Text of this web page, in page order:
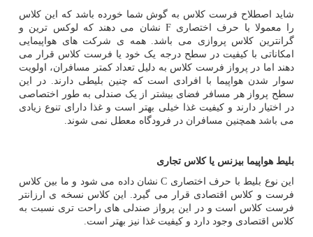
شاید اصطلاح فرست کلاس به گوش شما خورده باشد که این کلاس
را معمولا با حرف اختصاریF نشان می دهند که لوکس ترین و
گرانترین کلاس پروازی می باشد. همه ی شرکت های هواپیمایی
امکاناتی با کیفیت در سطح درجه یک خود یا فرست کلاس قرار می
دهند اما در پرواز فرست کلاس به دلیل تعداد کمتر مسافران، اولویت
سوار شدن هواپیما با افرادی است که چنین بلیطی دارند. در این
سطح پرواز هر مسافر فضای بیشتر از یک صندلی به طور اختصاصی
در اختیار دارند و کیفیت غذا خیلی بهتر است و غذا دارای تنوع زیادی
می باشد همچنین مسافران در فرودگاه معطل نمی شوند.
بلیط هواپیما بیزنس یا کلاس تجاری
این نوع بلیط با حرف اختصاری Cنشان داده می شود و ما بین کلاس
فرست و کلاس اقتصادی قرار می گیرد. این کلاس نسخه ی ارزانتر
فرست کلاس است و در این پرواز صندلی های راحت تری نسبت به
کلاس اقتصادی وجود دارد و کیفیت غذا نیز بهتر است.